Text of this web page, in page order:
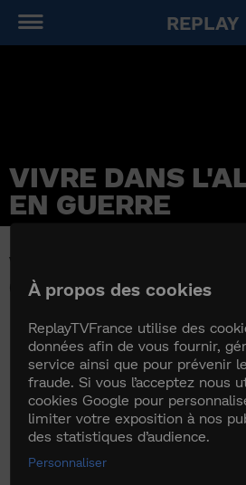
REPLAY
VIVRE DANS
EN GUERRE
VIVRE DANS
GUERRE
À propos des cookies
ReplayTVFrance utilise des
données afin de vous fournir,
service ainsi que pour prévenir
fraude. Si vous l’acceptez nous
cookies Google pour
limiter votre exposition à nos
des statistiques d’audience.
Personnaliser